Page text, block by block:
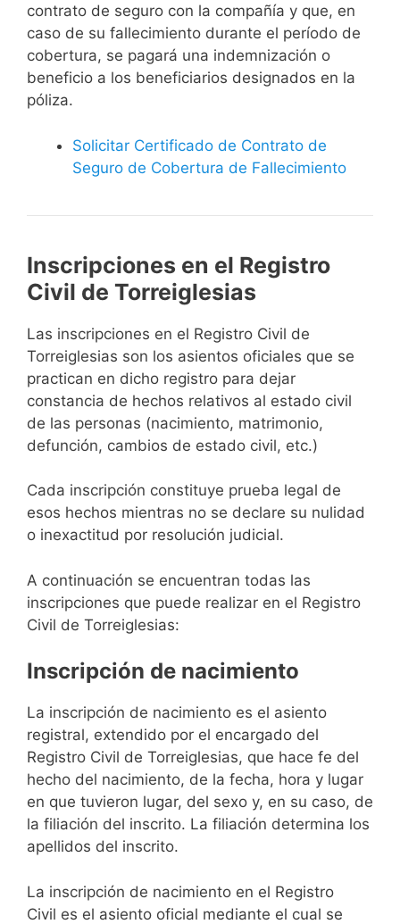
contrato de seguro con la compañía y que, en
caso de su fallecimiento durante el período de
cobertura, se pagará una indemnización o
beneficio a los beneficiarios designados en la
póliza.
Solicitar Certificado de Contrato de
Seguro de Cobertura de Fallecimiento
Inscripciones en el Registro
Civil de Torreiglesias
Las inscripciones en el Registro Civil de
Torreiglesias son los asientos oficiales que se
practican en dicho registro para dejar
constancia de hechos relativos al estado civil
de las personas (nacimiento, matrimonio,
defunción, cambios de estado civil, etc.)
Cada inscripción constituye prueba legal de
esos hechos mientras no se declare su nulidad
o inexactitud por resolución judicial.
A continuación se encuentran todas las
inscripciones que puede realizar en el Registro
Civil de Torreiglesias:
Inscripción de nacimiento
La inscripción de nacimiento es el asiento
registral, extendido por el encargado del
Registro Civil de Torreiglesias, que hace fe del
hecho del nacimiento, de la fecha, hora y lugar
en que tuvieron lugar, del sexo y, en su caso, de
la filiación del inscrito. La filiación determina los
apellidos del inscrito.
La inscripción de nacimiento en el Registro
Civil es el asiento oficial mediante el cual se